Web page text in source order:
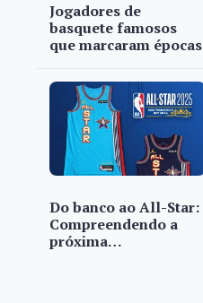
Jogadores de
basquete famosos
que marcaram épocas
Do banco ao All-Star:
Compreendendo a
próxima…